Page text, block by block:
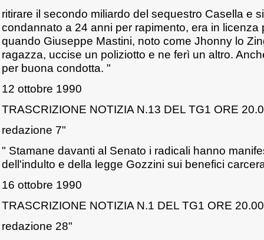
ritirare il secondo miliardo del sequestro Casella e
condannato a 24 anni per rapimento, era in licenza
quando Giuseppe Mastini, noto come Jhonny lo
ragazza, uccise un poliziotto e ne ferì un altro.
per buona condotta. "
12 ottobre 1990
TRASCRIZIONE NOTIZIA N.13 DEL TG1 ORE
redazione 7"
" Stamane davanti al Senato i radicali hanno
dell'indulto e della legge Gozzini sui benefici
16 ottobre 1990
TRASCRIZIONE NOTIZIA N.1 DEL TG1 ORE 20.00
redazione 28"